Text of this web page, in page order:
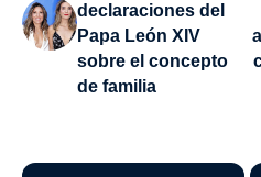
declaraciones del
Papa León XIV
sobre el concepto
de familia